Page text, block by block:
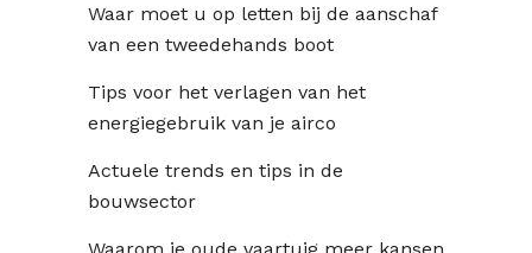
Waar moet u op letten bij de aanschaf
van een tweedehands boot
Tips voor het verlagen van het
energiegebruik van je airco
Actuele trends en tips in de
bouwsector